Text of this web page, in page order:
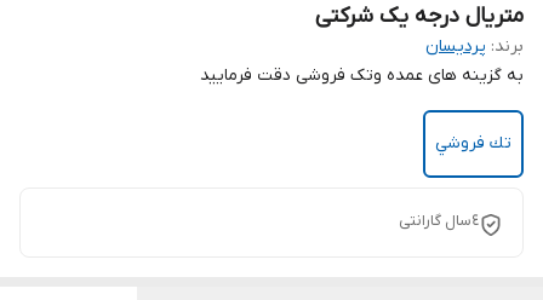
متریال درجه یک شرکتی
برند: پردیسان
به گزینه های عمده وتک فروشی دقت فرمایید
تك فروشي
٤سال گارانتی